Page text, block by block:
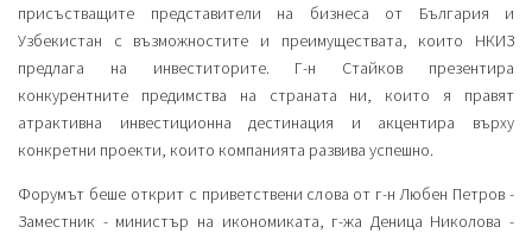
присъстващите представители на бизнеса от България и
Узбекистан с възможностите и преимуществата, които НКИЗ
предлага на инвеститорите. Г-н Стайков презентира
конкурентните предимства на страната ни, които я правят
атрактивна инвестиционна дестинация и акцентира върху
конкретни проекти, които компанията развива успешно.
Форумът беше открит с приветствени слова от г-н Любен Петров -
Заместник - министър на икономиката, г-жа Деница Николова -